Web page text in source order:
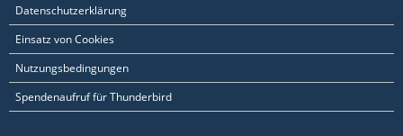
Datenschutzerklärung
Einsatz von Cookies
Nutzungsbedingungen
Spendenaufruf für Thunderbird